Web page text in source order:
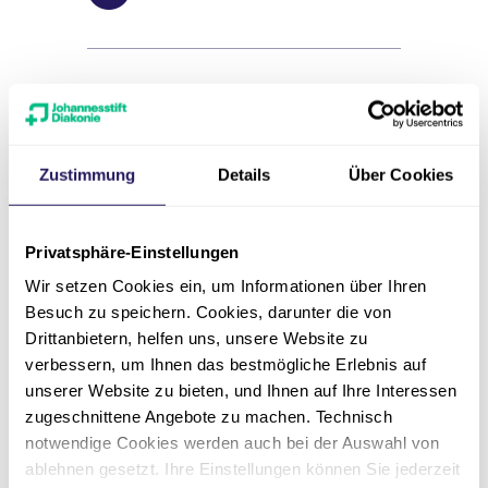
Zustimmung Details Über Cookies
Privatsphäre-Einstellungen
Wir setzen Cookies ein, um Informationen über Ihren
Besuch zu speichern. Cookies, darunter die von
Drittanbietern, helfen uns, unsere Website zu
verbessern, um Ihnen das bestmögliche Erlebnis auf
unserer Website zu bieten, und Ihnen auf Ihre Interessen
zugeschnittene Angebote zu machen. Technisch
notwendige Cookies werden auch bei der Auswahl von
ablehnen gesetzt. Ihre Einstellungen können Sie jederzeit
Weitere
Ergotherapeut*in
Erzieher*in
Heilerziehungspfleger*in